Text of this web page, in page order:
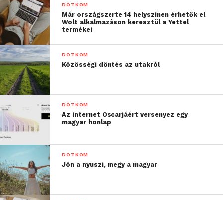
DOTKOM
Már országszerte 14 helyszínen érhetők el
Wolt alkalmazáson keresztül a Yettel
termékei
DOTKOM
Közösségi döntés az utakról
DOTKOM
Az internet Oscarjáért versenyez egy
magyar honlap
DOTKOM
Jön a nyuszi, megy a magyar